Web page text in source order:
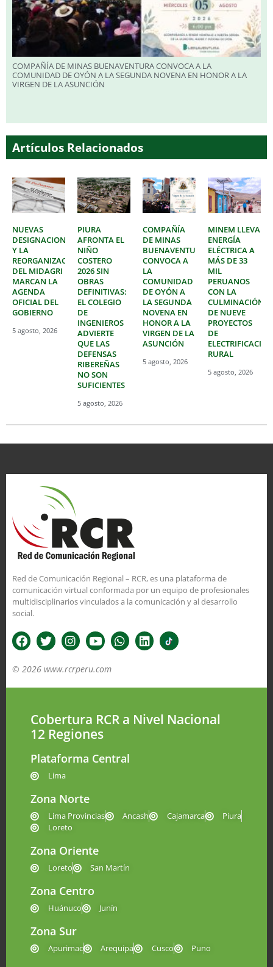
COMPAÑÍA DE MINAS BUENAVENTURA CONVOCA A LA
COMUNIDAD DE OYÓN A LA SEGUNDA NOVENA EN HONOR A LA
VIRGEN DE LA ASUNCIÓN
Artículos Relacionados
NUEVAS
DESIGNACIONES
Y LA
REORGANIZACIÓN
DEL MIDAGRI
MARCAN LA
AGENDA
OFICIAL DEL
GOBIERNO
5 agosto, 2026
PIURA
AFRONTA EL
NIÑO
COSTERO
2026 SIN
OBRAS
DEFINITIVAS:
EL COLEGIO
DE
INGENIEROS
ADVIERTE
QUE LAS
DEFENSAS
RIBEREÑAS
NO SON
SUFICIENTES
5 agosto, 2026
COMPAÑÍA
DE MINAS
BUENAVENTURA
CONVOCA A
LA
COMUNIDAD
DE OYÓN A
LA SEGUNDA
NOVENA EN
HONOR A LA
VIRGEN DE LA
ASUNCIÓN
5 agosto, 2026
MINEM LLEVA
ENERGÍA
ELÉCTRICA A
MÁS DE 33
MIL
PERUANOS
CON LA
CULMINACIÓN
DE NUEVE
PROYECTOS
DE
ELECTRIFICACIÓN
RURAL
5 agosto, 2026
Red de Comunicación Regional – RCR, es una plataforma de
comunicación virtual conformada por un equipo de profesionales
multidisciplinarios vinculados a la comunicación y al desarrollo
social.
© 2026 www.rcrperu.com
Cobertura RCR a Nivel Nacional
12 Regiones
Plataforma Central
Lima
Zona Norte
Lima Provincias Ancash Cajamarca
Piura
Loreto
Zona Oriente
Loreto San Martín
Zona Centro
Huánuco Junín
Zona Sur
Apurimac Arequipa Cusco Puno